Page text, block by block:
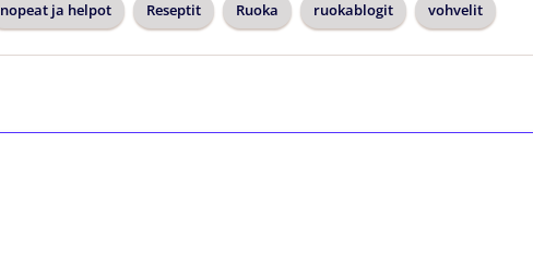
nopeat ja helpot Reseptit Ruoka ruokablogit vohvelit